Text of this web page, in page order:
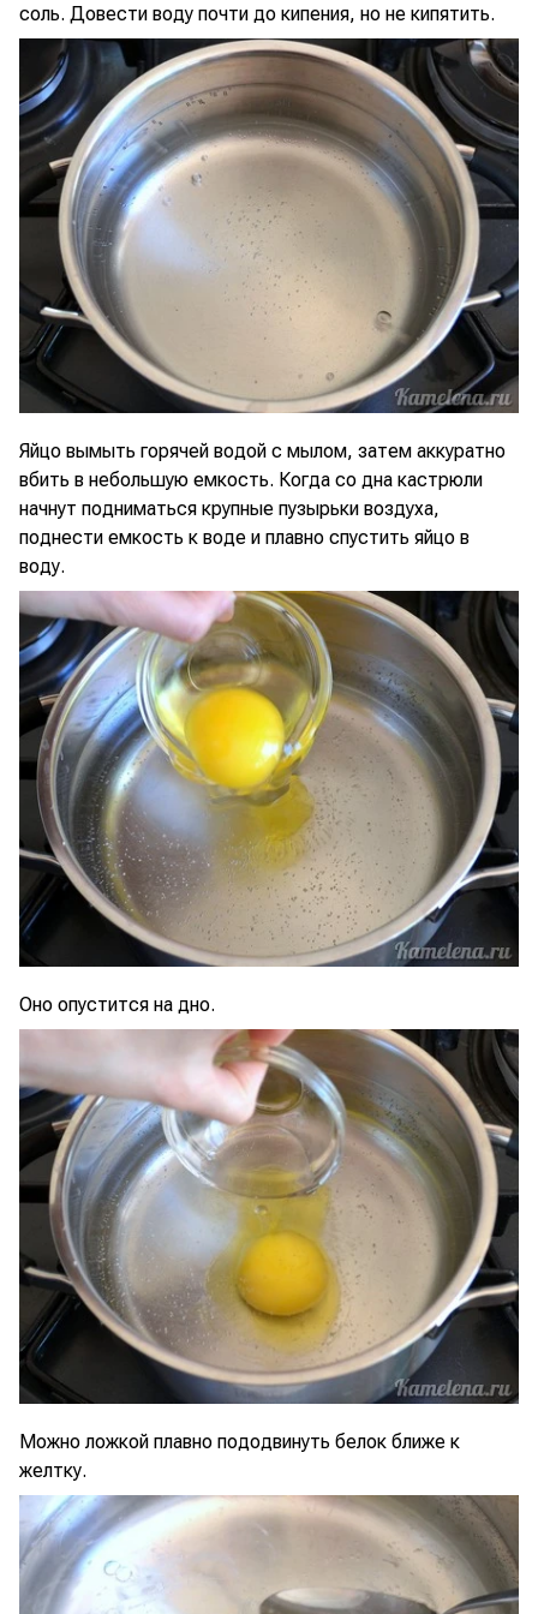
соль. Довести воду почти до кипения, но не кипятить.
Яйцо вымыть горячей водой с мылом, затем аккуратно
вбить в небольшую емкость. Когда со дна кастрюли
начнут подниматься крупные пузырьки воздуха,
поднести емкость к воде и плавно спустить яйцо в
воду.
Оно опустится на дно.
Можно ложкой плавно пододвинуть белок ближе к
желтку.